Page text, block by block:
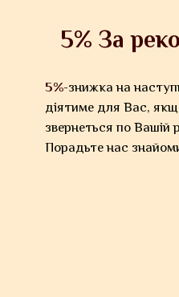
5% За
5%-знижка на
діятиме для Вас,
звернеться по Вашій
Порадьте нас